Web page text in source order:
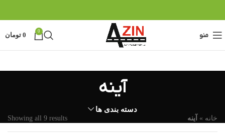
منو 0
0 تومان
آینه
دسته بندی ها
خانه » آینه Showing all 9 results